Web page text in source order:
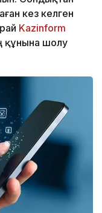
кез келген
Kazinform
құнына шолу